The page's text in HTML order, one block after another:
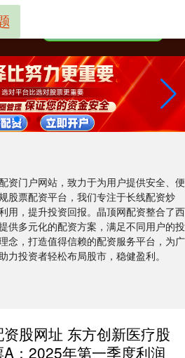
资门户网站，致力于为用户提供安全、便
股票配资平台，我们专注于长线配资炒
用，提升投资回报。晶顶网配资整合了西
供多元化的配资方案，满足不同用户的投
念，打造值得信赖的配资服务平台，为广
力投资者轻松布局股市，稳健盈利。
资股网址 东方创新医疗股
A：2025年第一季度利润